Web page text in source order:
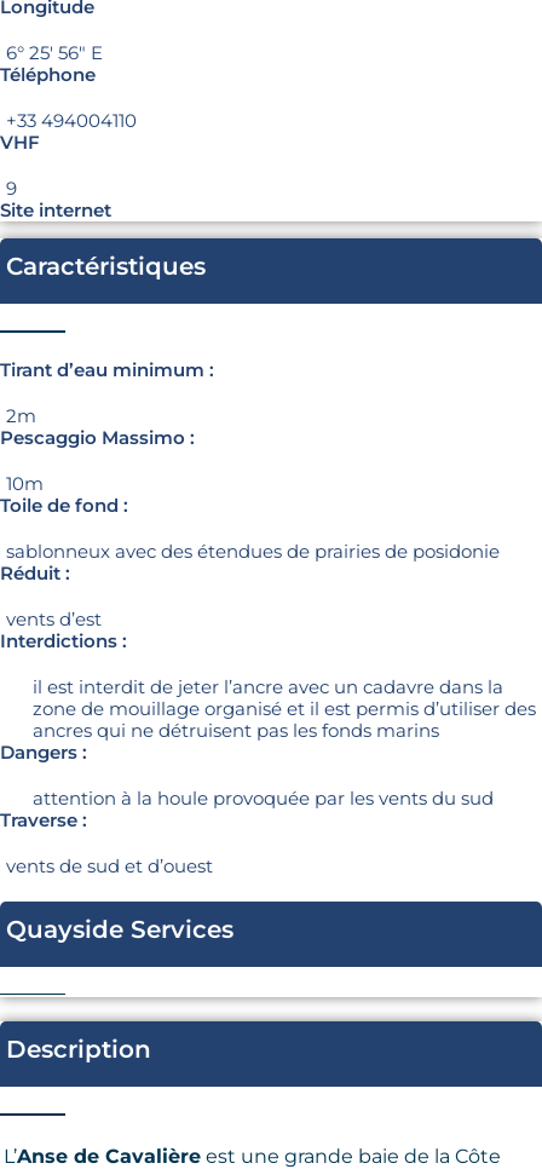
Longitude
6° 25′ 56″ E
Téléphone
+33 494004110
VHF
9
Site internet
Caractéristiques
Tirant d’eau minimum :
2m
Pescaggio Massimo :
10m
Toile de fond :
sablonneux avec des étendues de prairies de posidonie
Réduit :
vents d’est
Interdictions :
il est interdit de jeter l’ancre avec un cadavre dans la
zone de mouillage organisé et il est permis d’utiliser des
ancres qui ne détruisent pas les fonds marins
Dangers :
attention à la houle provoquée par les vents du sud
Traverse :
vents de sud et d’ouest
Quayside Services
Description
L’Anse de Cavalière est une grande baie de la Côte